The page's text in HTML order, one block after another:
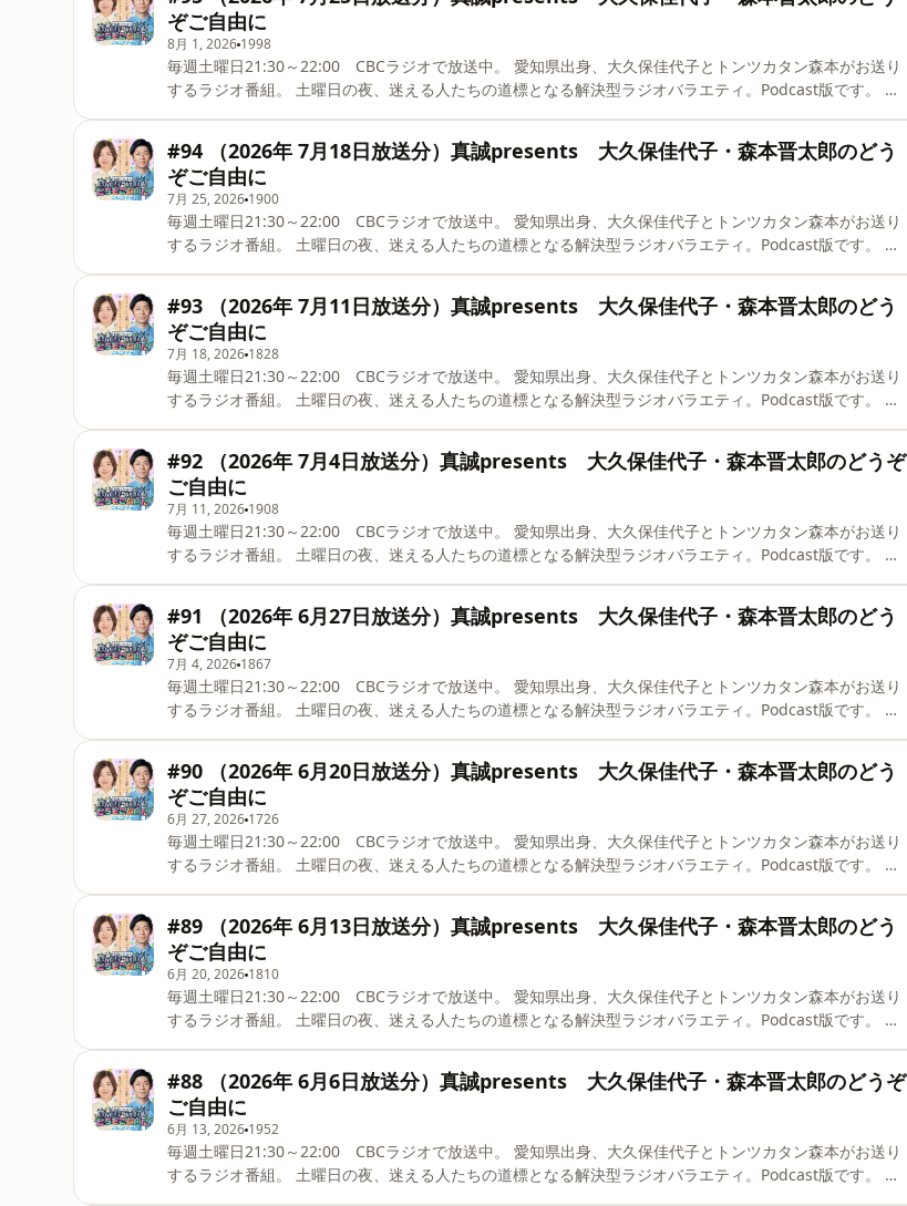
ぞご自由に
8月 1, 2026 1998
毎週土曜日21:30～22:00 CBCラジオで放送中。 愛知県出身、大久保佳代子とトンツカタン森本がお送り
するラジオ番組。 土曜日の夜、迷える人たちの道標となる解決型ラジオバラエティ。Podcast版です。 メ
#94 （2026年 7月18日放送分）真誠presents 大久保佳代子・森本晋太郎のどう
ぞご自由に
7月 25, 2026 1900
毎週土曜日21:30～22:00 CBCラジオで放送中。 愛知県出身、大久保佳代子とトンツカタン森本がお送り
するラジオ番組。 土曜日の夜、迷える人たちの道標となる解決型ラジオバラエティ。Podcast版です。 メ
#93 （2026年 7月11日放送分）真誠presents 大久保佳代子・森本晋太郎のどう
ぞご自由に
7月 18, 2026 1828
毎週土曜日21:30～22:00 CBCラジオで放送中。 愛知県出身、大久保佳代子とトンツカタン森本がお送り
するラジオ番組。 土曜日の夜、迷える人たちの道標となる解決型ラジオバラエティ。Podcast版です。 メ
#92 （2026年 7月4日放送分）真誠presents 大久保佳代子・森本晋太郎のどうぞ
ご自由に
7月 11, 2026 1908
毎週土曜日21:30～22:00 CBCラジオで放送中。 愛知県出身、大久保佳代子とトンツカタン森本がお送り
するラジオ番組。 土曜日の夜、迷える人たちの道標となる解決型ラジオバラエティ。Podcast版です。 メ
#91 （2026年 6月27日放送分）真誠presents 大久保佳代子・森本晋太郎のどう
ぞご自由に
7月 4, 2026 1867
毎週土曜日21:30～22:00 CBCラジオで放送中。 愛知県出身、大久保佳代子とトンツカタン森本がお送り
するラジオ番組。 土曜日の夜、迷える人たちの道標となる解決型ラジオバラエティ。Podcast版です。 メ
#90 （2026年 6月20日放送分）真誠presents 大久保佳代子・森本晋太郎のどう
ぞご自由に
6月 27, 2026 1726
毎週土曜日21:30～22:00 CBCラジオで放送中。 愛知県出身、大久保佳代子とトンツカタン森本がお送り
するラジオ番組。 土曜日の夜、迷える人たちの道標となる解決型ラジオバラエティ。Podcast版です。 メ
#89 （2026年 6月13日放送分）真誠presents 大久保佳代子・森本晋太郎のどう
ぞご自由に
6月 20, 2026 1810
毎週土曜日21:30～22:00 CBCラジオで放送中。 愛知県出身、大久保佳代子とトンツカタン森本がお送り
するラジオ番組。 土曜日の夜、迷える人たちの道標となる解決型ラジオバラエティ。Podcast版です。 メ
#88 （2026年 6月6日放送分）真誠presents 大久保佳代子・森本晋太郎のどうぞ
ご自由に
6月 13, 2026 1952
毎週土曜日21:30～22:00 CBCラジオで放送中。 愛知県出身、大久保佳代子とトンツカタン森本がお送り
するラジオ番組。 土曜日の夜、迷える人たちの道標となる解決型ラジオバラエティ。Podcast版です。 メ